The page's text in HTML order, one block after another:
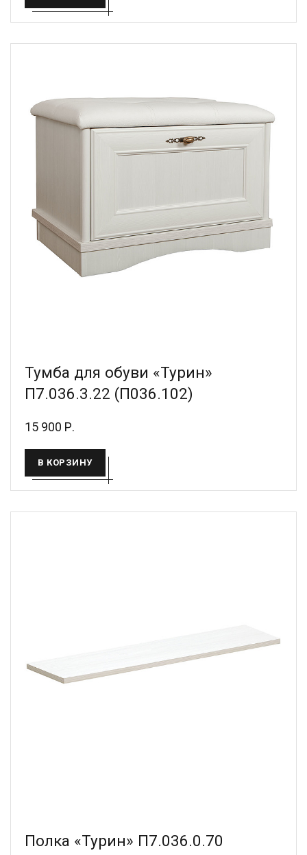
Тумба для обуви «Турин»
П7.036.3.22 (П036.102)
15 900 Р.
В КОРЗИНУ
Полка «Турин» П7.036.0.70